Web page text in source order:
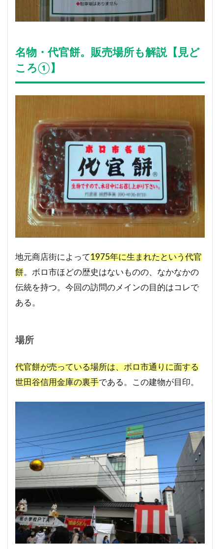
名物・代官餅。販売場所も解説【見ど
ころ①】
地元商店街によって1975年に生まれたという代官
餅。ボロ市ほどの歴史はないものの、なかなかの
伝統を持つ。今回の訪問のメインの目的はコレで
ある。
場所
代官餅が売っている場所は、ボロ市通りに面する
世田谷信用金庫の裏手である。この建物が目印。